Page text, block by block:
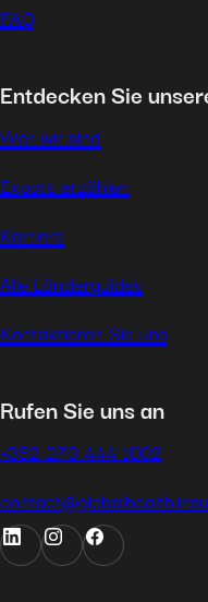
FAQ
Entdecken Sie
Wer wir sind
Expats erzählen
Karriere
Alle Länderguides
Kontaktieren Sie uns
Rufen Sie uns an
+352 270 444 1002